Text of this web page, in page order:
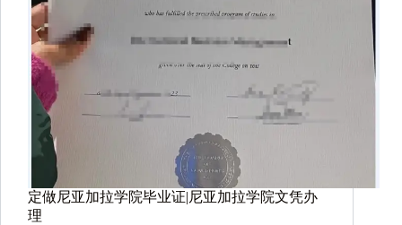
定做尼亚加拉学院毕业证|尼亚加拉学院文凭办
理